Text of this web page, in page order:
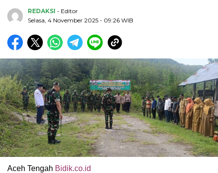
REDAKSI - Editor
Selasa, 4 November 2025 - 09:26 WIB
Aceh Tengah Bidik.co.id